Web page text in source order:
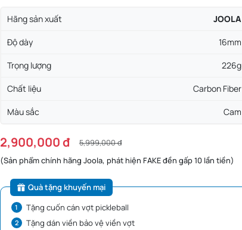
Hãng sản xuất JOOLA
Độ dày 16mm
Trọng lượng 226g
Chất liệu Carbon Fiber
Màu sắc Cam
2,900,000 đ 5,999,000 đ
(Sản phẩm chính hãng Joola, phát hiện FAKE đền gấp 10 lần tiền)
Quà tặng khuyến mại
Tặng cuốn cán vợt pickleball
Tặng dán viền bảo vệ viền vợt